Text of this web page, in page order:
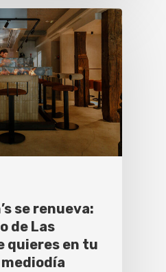
se renueva:
de Las
quieres en tu